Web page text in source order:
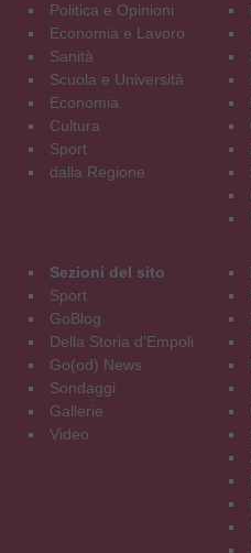
Politica e Opinioni
Economia e Lavoro
Sanità
Scuola e Università
Economia
Cultura
Sport
dalla Regione
Sezioni del sito
Sport
GoBlog
Della Storia d'Empoli
Go(od) News
Sondaggi
Gallerie
Video